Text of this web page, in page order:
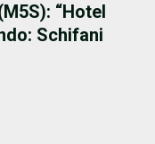
“Hotel
Schifani